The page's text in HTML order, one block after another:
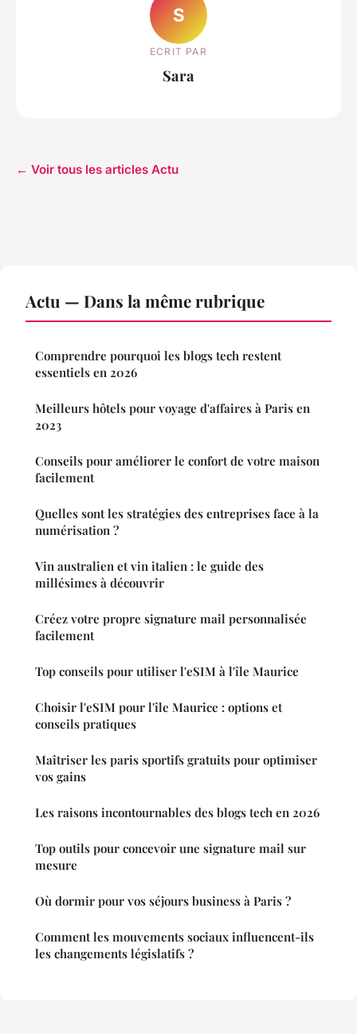
S
ECRIT PAR
Sara
← Voir tous les articles Actu
Actu — Dans la même rubrique
Comprendre pourquoi les blogs tech restent
essentiels en 2026
Meilleurs hôtels pour voyage d'affaires à Paris en
2023
Conseils pour améliorer le confort de votre maison
facilement
Quelles sont les stratégies des entreprises face à la
numérisation ?
Vin australien et vin italien : le guide des
millésimes à découvrir
Créez votre propre signature mail personnalisée
facilement
Top conseils pour utiliser l'eSIM à l'île Maurice
Choisir l'eSIM pour l'île Maurice : options et
conseils pratiques
Maîtriser les paris sportifs gratuits pour optimiser
vos gains
Les raisons incontournables des blogs tech en 2026
Top outils pour concevoir une signature mail sur
mesure
Où dormir pour vos séjours business à Paris ?
Comment les mouvements sociaux influencent-ils
les changements législatifs ?